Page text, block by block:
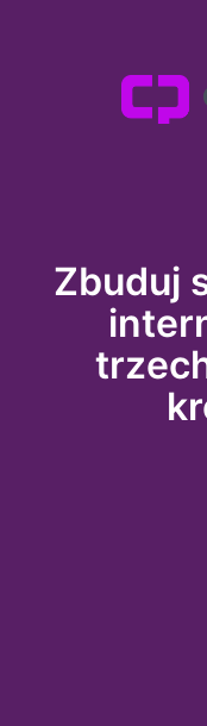
Zbuduj